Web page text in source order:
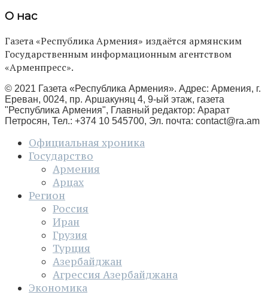
О нас
Газета «Республика Армения» издаётся армянским
Государственным информационным агентством
«Арменпресс».
© 2021 Газета «Республика Армения». Адрес: Армения, г.
Ереван, 0024, пр. Аршакуняц 4, 9-ый этаж, газета
"Республика Армения", Главный редактор: Арарат
Петросян, Тел.: +374 10 545700, Эл. почта: contact@ra.am
Официальная хроника
Государство
Армения
Арцах
Регион
Россия
Иран
Грузия
Турция
Азербайджан
Агрессия Азербайджана
Экономика